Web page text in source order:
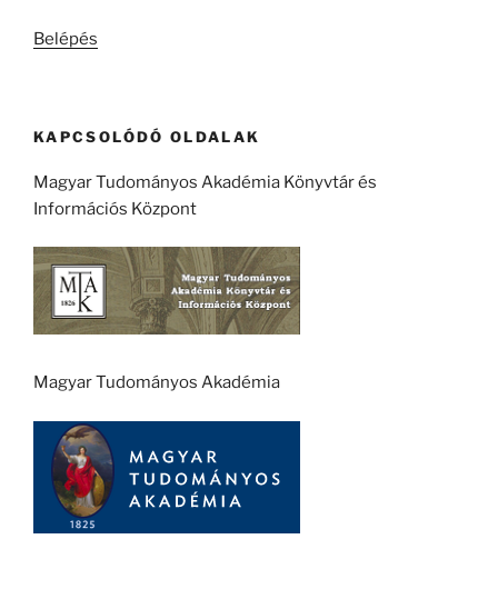
Belépés
KAPCSOLÓDÓ OLDALAK
Magyar Tudományos Akadémia Könyvtár és
Információs Központ
Magyar Tudományos Akadémia